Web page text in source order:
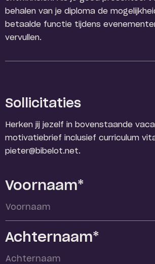
behalen van je diploma de
betaalde functie tijdens
vervullen.
Sollicitaties
Herken jij jezelf in bovenstaande
motivatiebrief inclusief curriculum
pieter@bibelot.net.
Voornaam*
Achternaam*